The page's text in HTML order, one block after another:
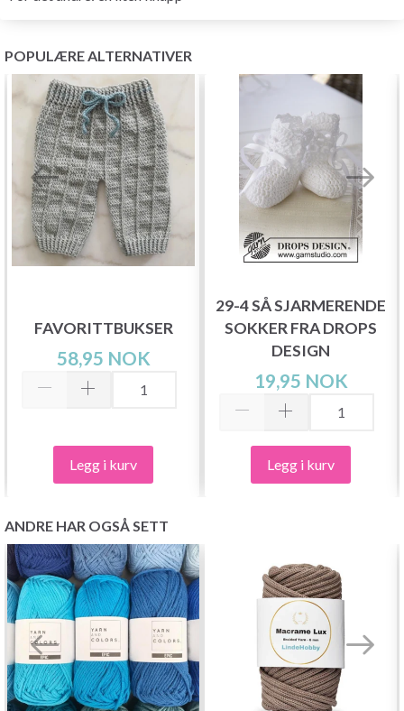
POPULÆRE ALTERNATIVER
FAVORITTBUKSER
58,95 NOK
Legg i kurv
29-4 SÅ SJARMERENDE
SOKKER FRA DROPS
DESIGN
19,95 NOK
Legg i kurv
ANDRE HAR OGSÅ SETT